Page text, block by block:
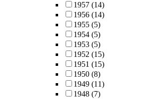
1957 (14)
1956 (14)
1955 (5)
1954 (5)
1953 (5)
1952 (15)
1951 (15)
1950 (8)
1949 (11)
1948 (7)